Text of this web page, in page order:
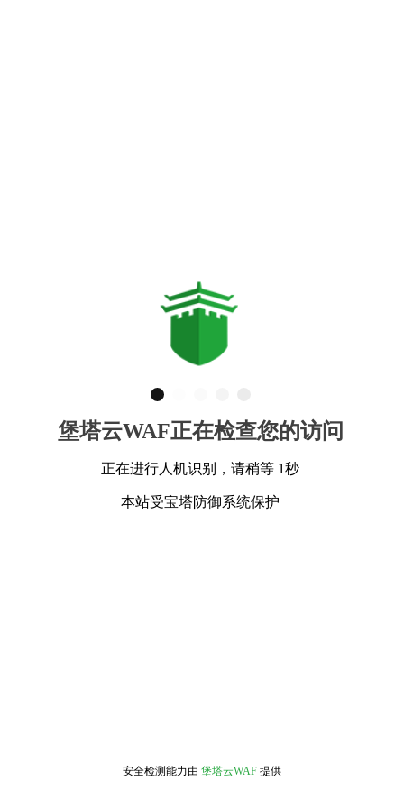
堡塔云WAF正在检查您的访问
正在进行人机识别，请稍等 1秒
本站受宝塔防御系统保护
安全检测能力由 堡塔云WAF 提供